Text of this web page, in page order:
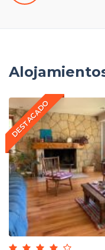
DESTACADO